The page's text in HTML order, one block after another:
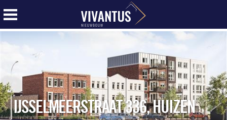
IJSSELMEERSTRAAT 336,HUIZEN